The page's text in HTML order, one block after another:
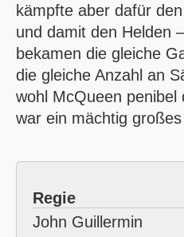
kämpfte aber dafür
und damit den Helden
bekamen die gleiche
die gleiche Anzahl an
wohl McQueen
war ein mächtig
Regie
John Guillermin